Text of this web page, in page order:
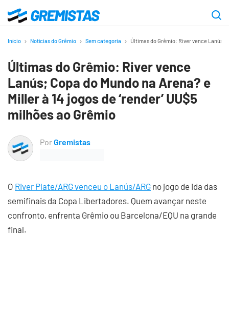
para
principal
Gremistas
Início Notícias do Grêmio Sem categoria Últimas do Grêmio: River vence Lanús;
Últimas do Grêmio: River vence
Lanús; Copa do Mundo na Arena? e
Miller à 14 jogos de ‘render’ UU$5
milhões ao Grêmio
PorGremistas
O River Plate/ARG venceu o Lanús/ARG no jogo de ida das
semifinais da Copa Libertadores. Quem avançar neste
confronto, enfrenta Grêmio ou Barcelona/EQU na grande
final.